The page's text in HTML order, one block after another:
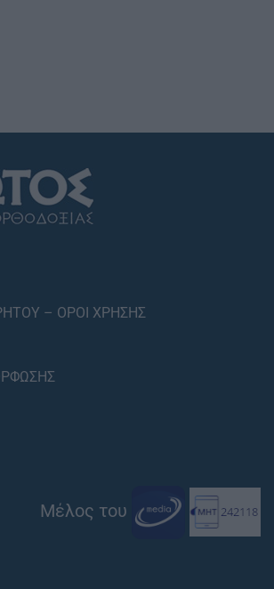
– ΟΡΟΙ ΧΡΗΣΗΣ
Μέλος του